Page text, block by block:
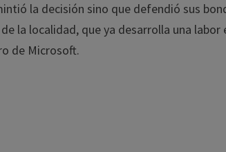
la decisión sino que defendió sus
la localidad, que ya desarrolla una labor
de Microsoft.